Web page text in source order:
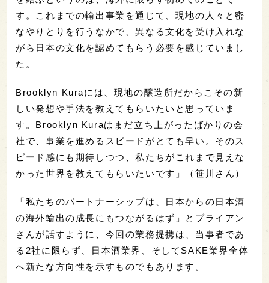
す。これまでの輸出事業を通じて、現地の人々と密
なやりとりを行うなかで、異なる文化を受け入れな
がら日本の文化を認めてもらう必要を感じていまし
た。
Brooklyn Kuraには、現地の醸造所だからこその新
しい発想や手法を教えてもらいたいと思っていま
す。Brooklyn Kuraはまだ立ち上がったばかりの会
社で、事業を進めるスピードがとても早い。そのス
ピード感にも期待しつつ、私たちがこれまで見えな
かった世界を教えてもらいたいです」（笹川さん）
「私たちのパートナーシップは、日本からの日本酒
の海外輸出の成長にもつながるはず」とブライアン
さんが話すように、今回の業務提携は、当事者であ
る2社に限らず、日本酒業界、そしてSAKE業界全体
へ新たな方向性を示すものでもあります。